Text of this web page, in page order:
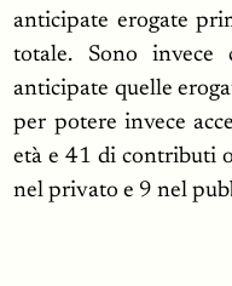
anticipate erogate
totale. Sono
anticipate quelle
per potere invece
età e 41 di contributi
nel privato e 9 nel